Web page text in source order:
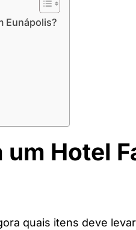
Eunápolis?
Hotel
quais itens deve